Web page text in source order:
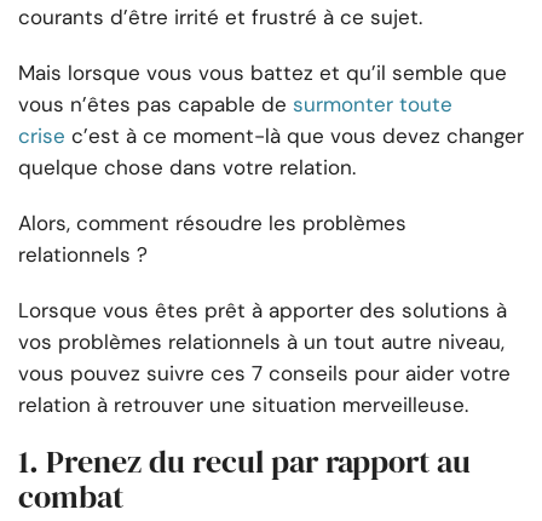
courants d’être irrité et frustré à ce sujet.
Mais lorsque vous vous battez et qu’il semble que
vous n’êtes pas capable de surmonter toute
crise c’est à ce moment-là que vous devez changer
quelque chose dans votre relation.
Alors, comment résoudre les problèmes
relationnels ?
Lorsque vous êtes prêt à apporter des solutions à
vos problèmes relationnels à un tout autre niveau,
vous pouvez suivre ces 7 conseils pour aider votre
relation à retrouver une situation merveilleuse.
1. Prenez du recul par rapport au
combat